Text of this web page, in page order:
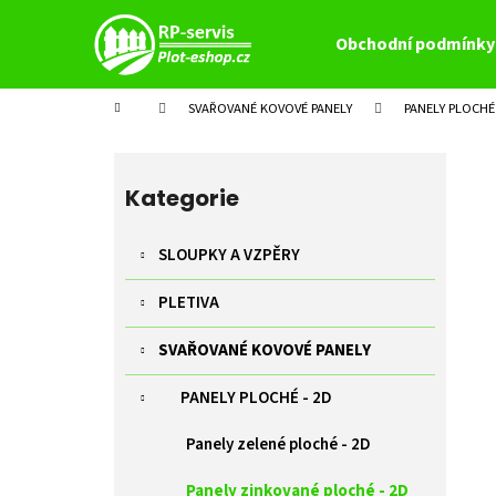
Obchodní podmínky
Domů SVAŘOVANÉ KOVOVÉ PANELY PANELY
kategorie
Kategorie
SLOUPKY A VZPĚRY
PLETIVA
SVAŘOVANÉ KOVOVÉ PANELY
PANELY PLOCHÉ - 2D
Panely zelené ploché - 2D
Panely zinkované ploché - 2D
í
Zpět
do
Zpět
do